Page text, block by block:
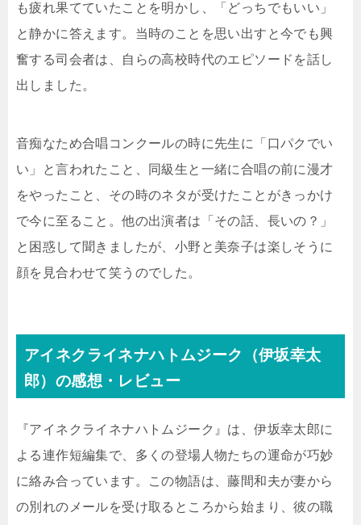
も疲れ果てていたことを明かし、「どっちでもいい」
と静かに答えます。当時のことを思い出すと今でも興
奮する司会者は、自らの高校時代のエピソードを話し
出しました。
音痴なため合唱コンクールの時に先生に「口パクでい
い」と言われたこと、同級生と一緒に合唱の前に漫才
をやったこと、その時のネタが受けたことがきっかけ
で今に至ること。他の出演者は「その話、長いの？」
と困惑して聞きましたが、小野と美奈子は楽しそうに
顔を見合わせて笑うのでした。
アイネクライネナハトムジーク（伊坂幸太
郎）の感想・レビュー
『アイネクライネナハトムジーク』は、伊坂幸太郎に
よる連作短編集で、多くの登場人物たちの運命が巧妙
に絡み合っています。この物語は、藤間和夫が妻から
の別れのメールを受け取るところから始まり、彼の職